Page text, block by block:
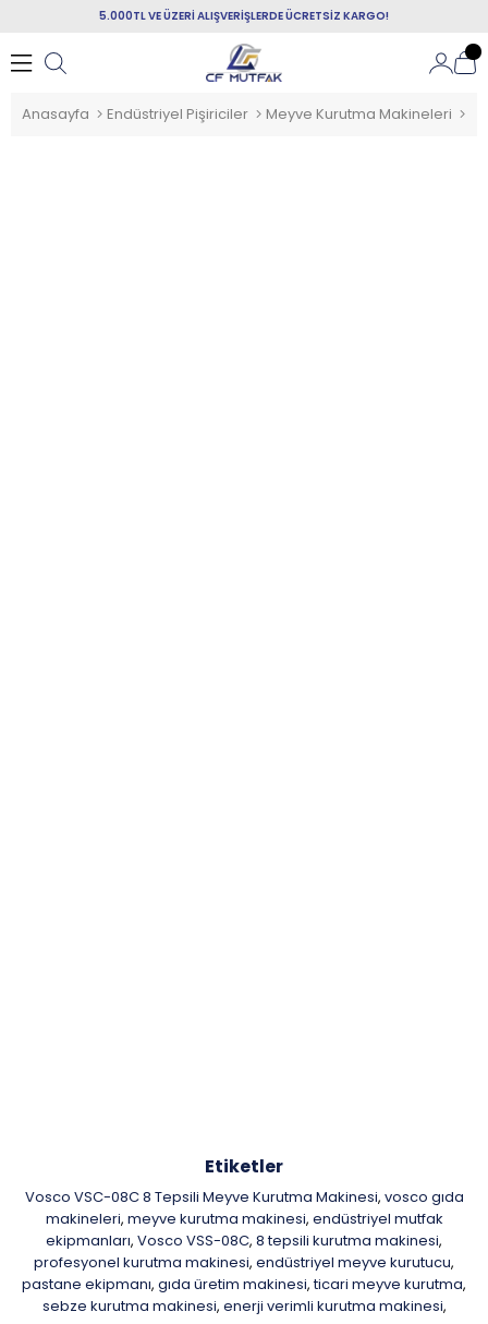
5.000TL VE ÜZERİ ALIŞVERİŞLERDE ÜCRETSİZ KARGO!
Anasayfa Endüstriyel Pişiriciler Meyve Kurutma Makineleri
Etiketler
Vosco VSC-08C 8 Tepsili Meyve Kurutma Makinesi, vosco gıda
makineleri, meyve kurutma makinesi, endüstriyel mutfak
ekipmanları, Vosco VSS-08C, 8 tepsili kurutma makinesi,
profesyonel kurutma makinesi, endüstriyel meyve kurutucu,
pastane ekipmanı, gıda üretim makinesi, ticari meyve kurutma,
sebze kurutma makinesi, enerji verimli kurutma makinesi,